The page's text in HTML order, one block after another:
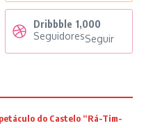
Dribbble 1,000
SeguidoresSeguir
do Castelo “Rá-Tim-